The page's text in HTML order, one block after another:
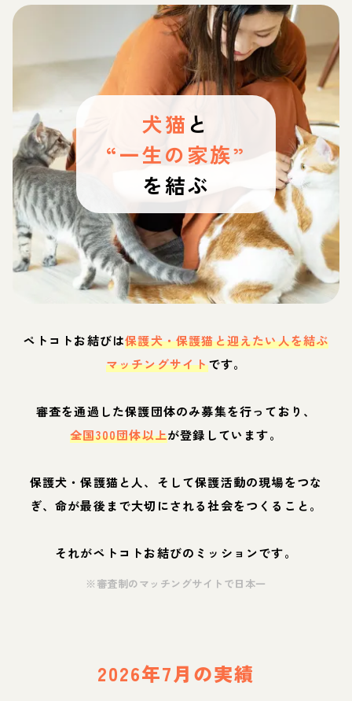
犬猫 と
“一生の家族”
を結ぶ
ペトコトお結びは保護犬・保護猫と迎えたい人を結ぶ
マッチングサイトです。
審査を通過した保護団体のみ募集を行っており、
全国300団体以上が登録しています。
保護犬・保護猫と人、そして保護活動の現場をつな
ぎ、命が最後まで大切にされる社会をつくること。
それがペトコトお結びのミッションです。
※審査制のマッチングサイトで日本一
2026年7月の実績